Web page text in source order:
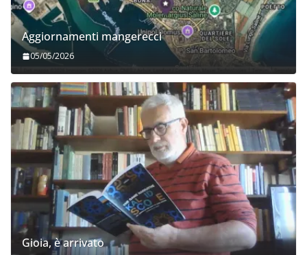
Aggiornamenti mangerecci
05/05/2026
Gioia, è arrivato